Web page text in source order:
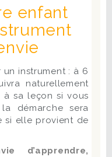
enfant
un instrument : à 6
naturellement
à sa leçon si vous
démarche sera
si elle provient de
d’apprendre,